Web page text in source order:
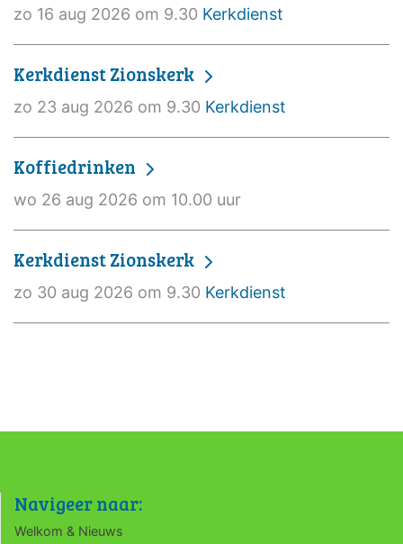
zo 16 aug 2026 om 9.30 Kerkdienst
Kerkdienst Zionskerk
zo 23 aug 2026 om 9.30 Kerkdienst
Koffiedrinken
wo 26 aug 2026 om 10.00 uur
Kerkdienst Zionskerk
zo 30 aug 2026 om 9.30 Kerkdienst
Navigeer naar:
Welkom & Nieuws